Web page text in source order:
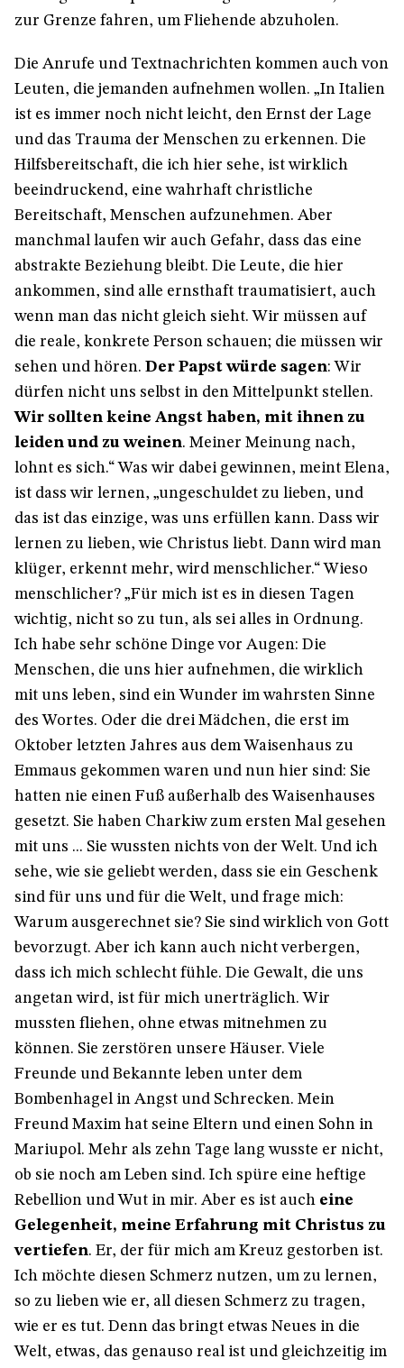
zur Grenze fahren, um Fliehende abzuholen.
Die Anrufe und Textnachrichten kommen auch von
Leuten, die jemanden aufnehmen wollen. „In Italien
ist es immer noch nicht leicht, den Ernst der Lage
und das Trauma der Menschen zu erkennen. Die
Hilfsbereitschaft, die ich hier sehe, ist wirklich
beeindruckend, eine wahrhaft christliche
Bereitschaft, Menschen aufzunehmen. Aber
manchmal laufen wir auch Gefahr, dass das eine
abstrakte Beziehung bleibt. Die Leute, die hier
ankommen, sind alle ernsthaft traumatisiert, auch
wenn man das nicht gleich sieht. Wir müssen auf
die reale, konkrete Person schauen; die müssen wir
sehen und hören. Der Papst würde sagen: Wir
dürfen nicht uns selbst in den Mittelpunkt stellen.
Wir sollten keine Angst haben, mit ihnen zu
leiden und zu weinen. Meiner Meinung nach,
lohnt es sich.“ Was wir dabei gewinnen, meint Elena,
ist dass wir lernen, „ungeschuldet zu lieben, und
das ist das einzige, was uns erfüllen kann. Dass wir
lernen zu lieben, wie Christus liebt. Dann wird man
klüger, erkennt mehr, wird menschlicher.“ Wieso
menschlicher? „Für mich ist es in diesen Tagen
wichtig, nicht so zu tun, als sei alles in Ordnung.
Ich habe sehr schöne Dinge vor Augen: Die
Menschen, die uns hier aufnehmen, die wirklich
mit uns leben, sind ein Wunder im wahrsten Sinne
des Wortes. Oder die drei Mädchen, die erst im
Oktober letzten Jahres aus dem Waisenhaus zu
Emmaus gekommen waren und nun hier sind: Sie
hatten nie einen Fuß außerhalb des Waisenhauses
gesetzt. Sie haben Charkiw zum ersten Mal gesehen
mit uns ... Sie wussten nichts von der Welt. Und ich
sehe, wie sie geliebt werden, dass sie ein Geschenk
sind für uns und für die Welt, und frage mich:
Warum ausgerechnet sie? Sie sind wirklich von Gott
bevorzugt. Aber ich kann auch nicht verbergen,
dass ich mich schlecht fühle. Die Gewalt, die uns
angetan wird, ist für mich unerträglich. Wir
mussten fliehen, ohne etwas mitnehmen zu
können. Sie zerstören unsere Häuser. Viele
Freunde und Bekannte leben unter dem
Bombenhagel in Angst und Schrecken. Mein
Freund Maxim hat seine Eltern und einen Sohn in
Mariupol. Mehr als zehn Tage lang wusste er nicht,
ob sie noch am Leben sind. Ich spüre eine heftige
Rebellion und Wut in mir. Aber es ist auch eine
Gelegenheit, meine Erfahrung mit Christus zu
vertiefen. Er, der für mich am Kreuz gestorben ist.
Ich möchte diesen Schmerz nutzen, um zu lernen,
so zu lieben wie er, all diesen Schmerz zu tragen,
wie er es tut. Denn das bringt etwas Neues in die
Welt, etwas, das genauso real ist und gleichzeitig im